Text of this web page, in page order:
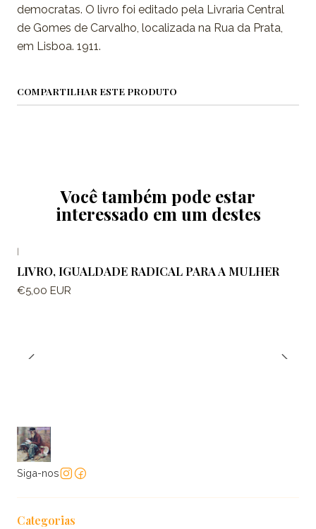
democratas. O livro foi editado pela Livraria Central
de Gomes de Carvalho, localizada na Rua da Prata,
em Lisboa. 1911.
COMPARTILHAR ESTE PRODUTO
Você também pode estar
interessado em um destes
LIVRO, IGUALDADE RADICAL PARA A MULHER
€5,00 EUR
Siga-nos
Categorias